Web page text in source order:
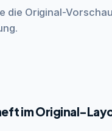
die Original-Vorschau
im Original-